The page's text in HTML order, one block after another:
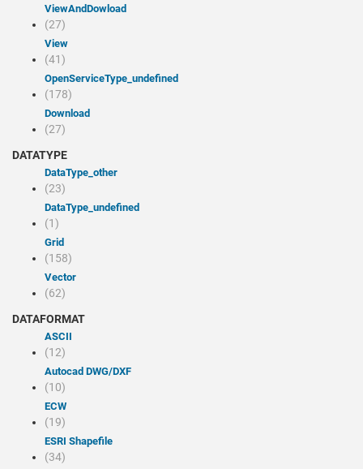
viewAndDowload
(27)
view
(41)
openServiceType_undefined
(178)
Download
(27)
DATATYPE
dataType_other
(23)
dataType_undefined
(1)
Grid
(158)
Vector
(62)
DATAFORMAT
ASCII
(12)
Autocad DWG/DXF
(10)
ECW
(19)
ESRI Shapefile
(34)